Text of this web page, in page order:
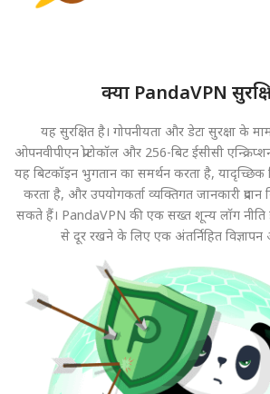
क्या PandaVPN
यह सुरक्षित है। गोपनीयता और डेटा सुरक्षा के
ओपनवीपीएन प्रोटोकॉल और 256-बिट ईसीसी
यह बिटकॉइन भुगतान का समर्थन करता है, यादृच्छिक
करता है, और उपयोगकर्ता व्यक्तिगत जानकारी
सकते हैं। PandaVPN की एक सख्त शून्य लॉग नीति
से दूर रखने के लिए एक अंतर्निहित